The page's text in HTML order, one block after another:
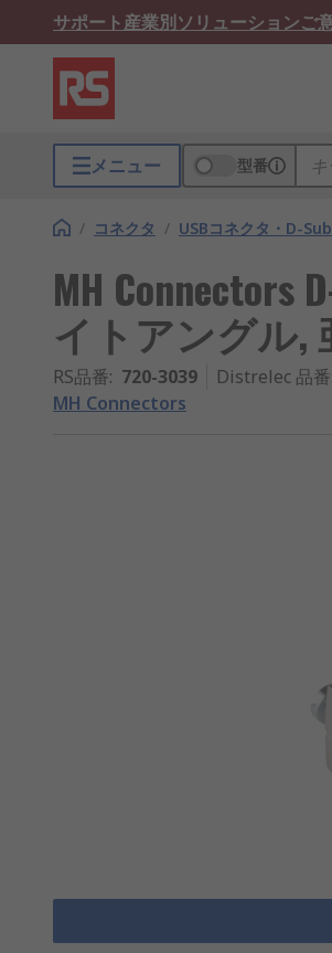
サポート産業別ソリューションご
メニュー 型番
/ コネクタ / USBコネクタ・D-
MH Connectors
イトアングル,
RS品番: 720-3039 Distrelec 品番
MH Connectors